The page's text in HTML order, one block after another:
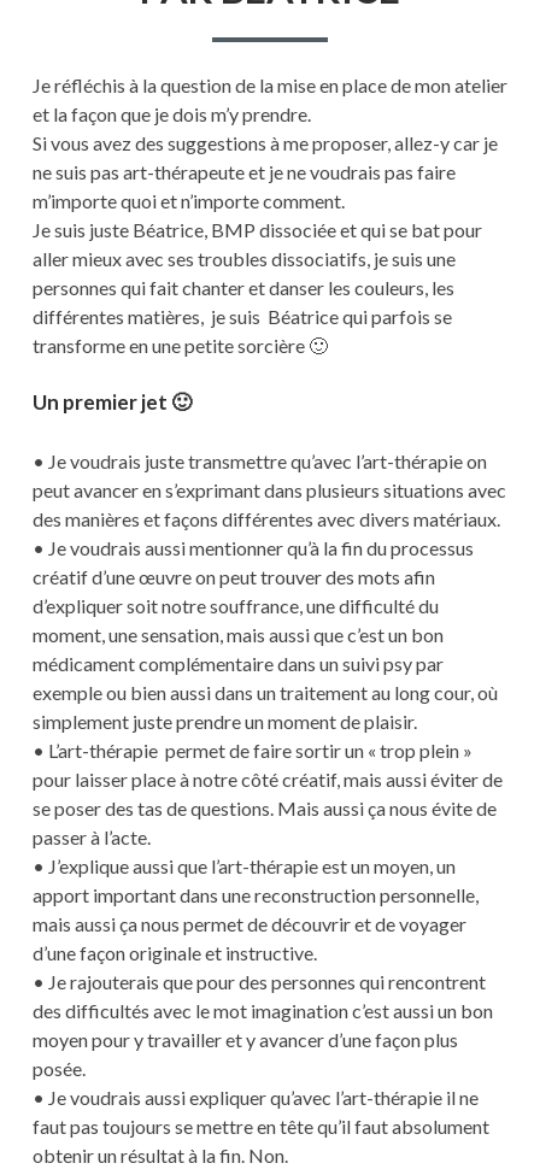
Je réfléchis à la question de la mise en place de mon atelier
et la façon que je dois m’y prendre.
Si vous avez des suggestions à me proposer, allez-y car je
ne suis pas art-thérapeute et je ne voudrais pas faire
m’importe quoi et n’importe comment.
Je suis juste Béatrice, BMP dissociée et qui se bat pour
aller mieux avec ses troubles dissociatifs, je suis une
personnes qui fait chanter et danser les couleurs, les
différentes matières, je suis Béatrice qui parfois se
transforme en une petite sorcière 🙂
Un premier jet 🙂
• Je voudrais juste transmettre qu’avec l’art-thérapie on
peut avancer en s’exprimant dans plusieurs situations avec
des manières et façons différentes avec divers matériaux.
• Je voudrais aussi mentionner qu’à la fin du processus
créatif d’une œuvre on peut trouver des mots afin
d’expliquer soit notre souffrance, une difficulté du
moment, une sensation, mais aussi que c’est un bon
médicament complémentaire dans un suivi psy par
exemple ou bien aussi dans un traitement au long cour, où
simplement juste prendre un moment de plaisir.
• L’art-thérapie permet de faire sortir un « trop plein »
pour laisser place à notre côté créatif, mais aussi éviter de
se poser des tas de questions. Mais aussi ça nous évite de
passer à l’acte.
• J’explique aussi que l’art-thérapie est un moyen, un
apport important dans une reconstruction personnelle,
mais aussi ça nous permet de découvrir et de voyager
d’une façon originale et instructive.
• Je rajouterais que pour des personnes qui rencontrent
des difficultés avec le mot imagination c’est aussi un bon
moyen pour y travailler et y avancer d’une façon plus
posée.
• Je voudrais aussi expliquer qu’avec l’art-thérapie il ne
faut pas toujours se mettre en tête qu’il faut absolument
obtenir un résultat à la fin. Non.